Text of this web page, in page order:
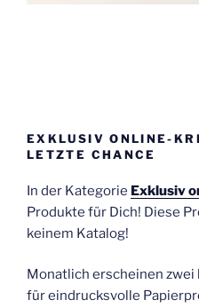
EXKLUSIV ONLINE-
LETZTE CHANCE
In der Kategorie Exklusiv
Produkte für Dich! Diese
keinem Katalog!
Monatlich erscheinen zwei
für eindrucksvolle